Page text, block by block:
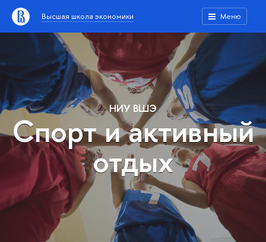
Высшая школа экономики Меню
НИУ ВШЭ
Спорт и активный
отдых